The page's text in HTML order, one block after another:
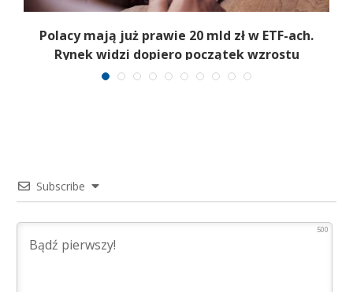
Polacy mają już prawie 20 mld zł w ETF-ach.
Rynek widzi dopiero początek wzrostu
Subscribe
500